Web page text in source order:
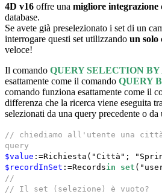
4D v16 offre una migliore integrazione
database.
Se avete già preselezionato i set di un
interrogare questi set utilizzando un solo
veloce!
Il comando QUERY SELECTION
esattamente come il comando QUERY
comando funziona esattamente come il
differenza che la ricerca viene eseguita
selezionati da una query precedente o da
// chiediamo all'utente una
query
$value :=Richiesta("Città";
$recordInSet :=Recordsin set
//
// Il set (selezione) è vuoto?